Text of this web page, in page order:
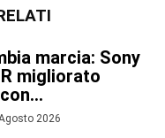
marcia: Sony
migliorato
2026